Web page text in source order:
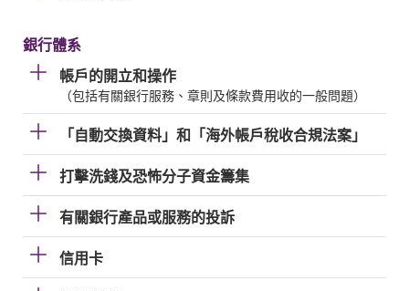
銀行體系
帳戶的開立和操作
（包括有關銀行服務、章則及條款費用收的一般問題）
「自動交換資料」和「海外帳戶稅收合規法案」
打擊洗錢及恐怖分子資金籌集
有關銀行產品或服務的投訴
信用卡